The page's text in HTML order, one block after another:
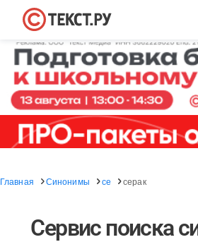
Главная Синонимы се серак
Сервис поиска